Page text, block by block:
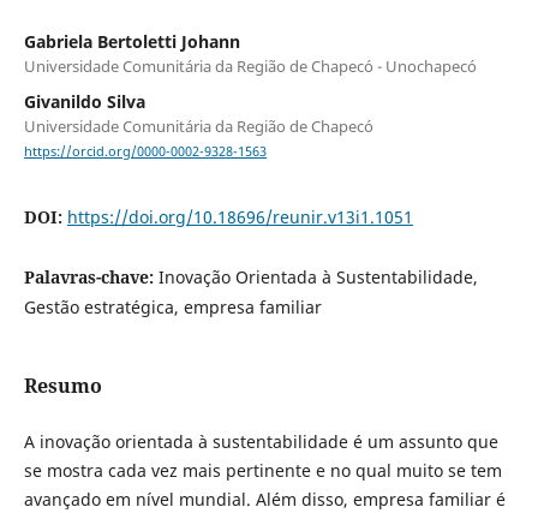
Gabriela Bertoletti Johann
Universidade Comunitária da Região de Chapecó - Unochapecó
Givanildo Silva
Universidade Comunitária da Região de Chapecó
https://orcid.org/0000-0002-9328-1563
DOI: https://doi.org/10.18696/reunir.v13i1.1051
Palavras-chave: Inovação Orientada à Sustentabilidade,
Gestão estratégica, empresa familiar
Resumo
A inovação orientada à sustentabilidade é um assunto que
se mostra cada vez mais pertinente e no qual muito se tem
avançado em nível mundial. Além disso, empresa familiar é